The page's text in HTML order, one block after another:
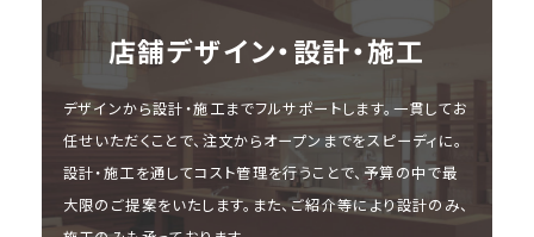
店舗デザイン・設計・施⼯
デザインから設計・施工までフルサポートします。一貫してお
任せいただくことで、注文からオープンまでをスピーディに。
設計・施工を通してコスト管理を行うことで、予算の中で最
大限のご提案をいたします。また、ご紹介等により設計のみ、